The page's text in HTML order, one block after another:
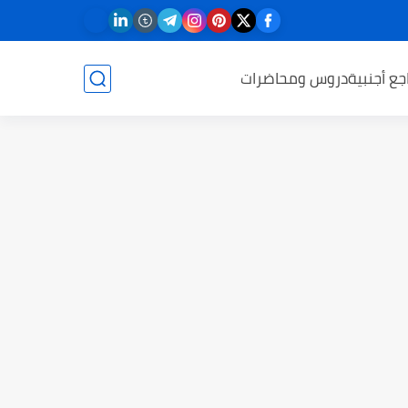
أجنبيةدروس ومحاضرات